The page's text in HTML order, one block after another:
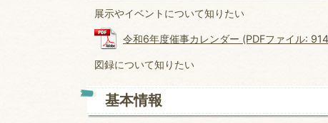
展示やイベントについて知りたい
令和6年度催事カレンダー (PDFファイル:
図録について知りたい
基本情報